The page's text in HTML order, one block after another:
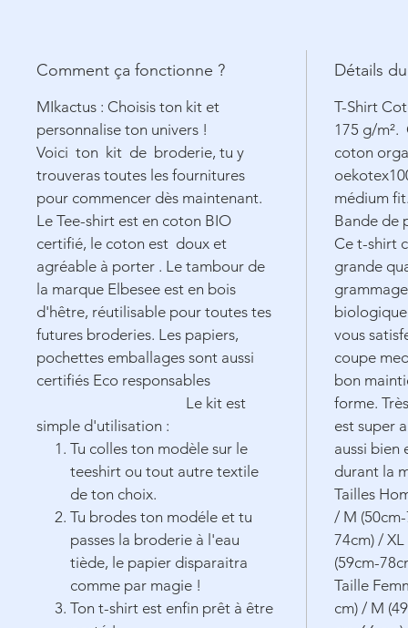
Comment ça fonctionne ?
MIkactus : Choisis ton kit et
personnalise ton univers !
Voici ton kit de broderie, tu y
trouveras toutes les fournitures
pour commencer dès maintenant.
Le Tee-shirt est en coton BIO
certifié, le coton est doux et
agréable à porter . Le tambour de
la marque Elbesee est en bois
d'hêtre, réutilisable pour toutes tes
futures broderies. Les papiers,
pochettes emballages sont aussi
certifiés Eco responsables
Le kit est
simple d'utilisation :
Tu colles ton modèle sur le
teeshirt ou tout autre textile
de ton choix.
Tu brodes ton modéle et tu
passes la broderie à l'eau
tiède, le papier disparaitra
comme par magie !
Ton t-shirt est enfin prêt à être
Détails
T-Shirt
175 g/m².
coton
médium
Bande de
Ce t-shirt
grande
vous
coupe
bon
forme.
est super
aussi bien
durant la
Tailles
/ M
74cm) /
(59cm-
Taille
cm) / M